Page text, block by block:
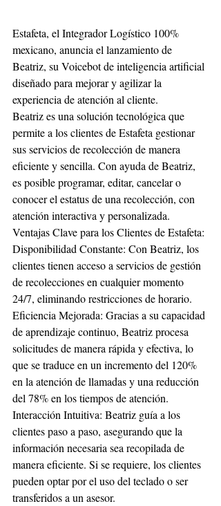
Estafeta, el Integrador Logístico 100%
mexicano, anuncia el lanzamiento de
Beatriz, su Voicebot de inteligencia artificial
diseñado para mejorar y agilizar la
experiencia de atención al cliente.
Beatriz es una solución tecnológica que
permite a los clientes de Estafeta gestionar
sus servicios de recolección de manera
eficiente y sencilla. Con ayuda de Beatriz,
es posible programar, editar, cancelar o
conocer el estatus de una recolección, con
atención interactiva y personalizada.
Ventajas Clave para los Clientes de Estafeta:
Disponibilidad Constante: Con Beatriz, los
clientes tienen acceso a servicios de gestión
de recolecciones en cualquier momento
24/7, eliminando restricciones de horario.
Eficiencia Mejorada: Gracias a su capacidad
de aprendizaje continuo, Beatriz procesa
solicitudes de manera rápida y efectiva, lo
que se traduce en un incremento del 120%
en la atención de llamadas y una reducción
del 78% en los tiempos de atención.
Interacción Intuitiva: Beatriz guía a los
clientes paso a paso, asegurando que la
información necesaria sea recopilada de
manera eficiente. Si se requiere, los clientes
pueden optar por el uso del teclado o ser
transferidos a un asesor.